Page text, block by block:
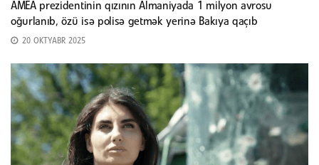
AMEA prezidentinin qızının Almaniyada 1 milyon avrosu
oğurlanıb, özü isə polisə getmək yerinə Bakıya qaçıb
20 OKTYABR 2025